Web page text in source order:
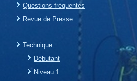
Questions fréquentes
Revue de Presse
Technique
Débutant
Niveau 1